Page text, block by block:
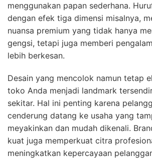
menggunakan papan sederhana.
dengan efek tiga dimensi misalnya,
nuansa premium yang tidak hanya
gengsi, tetapi juga memberi
lebih berkesan.
Desain yang mencolok namun tetap
toko Anda menjadi landmark
sekitar. Hal ini penting karena
cenderung datang ke usaha yang
meyakinkan dan mudah dikenali.
kuat juga memperkuat citra
meningkatkan kepercayaan